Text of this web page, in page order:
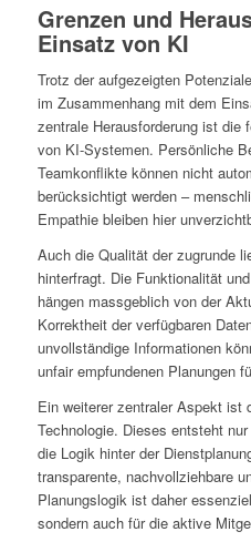
Grenzen und
Einsatz von KI
Trotz der aufgezeigten
im Zusammenhang mit dem
zentrale Herausforderung ist die
von KI-Systemen. Persönliche
Teamkonflikte können nicht
berücksichtigt werden –
Empathie bleiben hier
Auch die Qualität der zugrunde
hinterfragt. Die Funktionalität
hängen massgeblich von der
Korrektheit der verfügbaren
unvollständige Informationen
unfair empfundenen Planungen
Ein weiterer zentraler Aspekt ist
Technologie. Dieses entsteht
die Logik hinter der
transparente, nachvollziehbare
Planungslogik ist daher
sondern auch für die aktive